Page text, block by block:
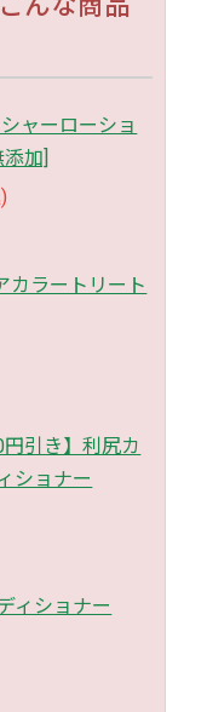
ャーローショ
加]
カラートリート
円引き】利尻カ
ショナー
ィショナー